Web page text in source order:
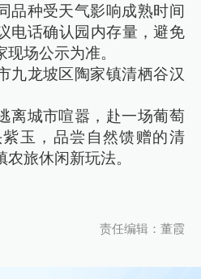
品种受天气影响成熟时间
电话确认园内存量，避免
场公示为准。
九龙坡区陶家镇清栖谷汉
离城市喧嚣，赴一场葡萄
玉，品尝自然馈赠的清
旅休闲新玩法。
责任编辑：董霞